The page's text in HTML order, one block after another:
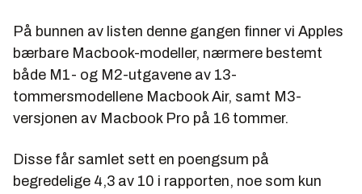
På bunnen av listen denne gangen finner vi Apples
bærbare Macbook-modeller, nærmere bestemt
både M1- og M2-utgavene av 13-
tommersmodellene Macbook Air, samt M3-
versjonen av Macbook Pro på 16 tommer.
Disse får samlet sett en poengsum på
begredelige 4,3 av 10 i rapporten, noe som kun